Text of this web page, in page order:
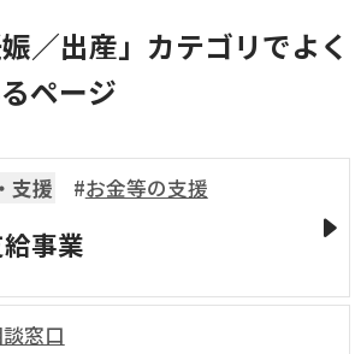
／健診など
ある方
戸籍の届出
マイナンバー
納税
き・
子育て・教育・生
事業者の方向け
娠／出産」カテゴリでよく
ページ
支援 お金等の支援
事業
窓口